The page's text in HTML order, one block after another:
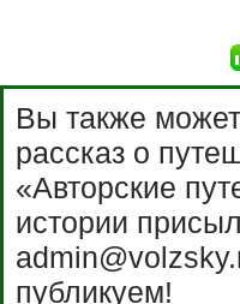
Вы также
рассказ о
«Авторские
истории
публикуем!